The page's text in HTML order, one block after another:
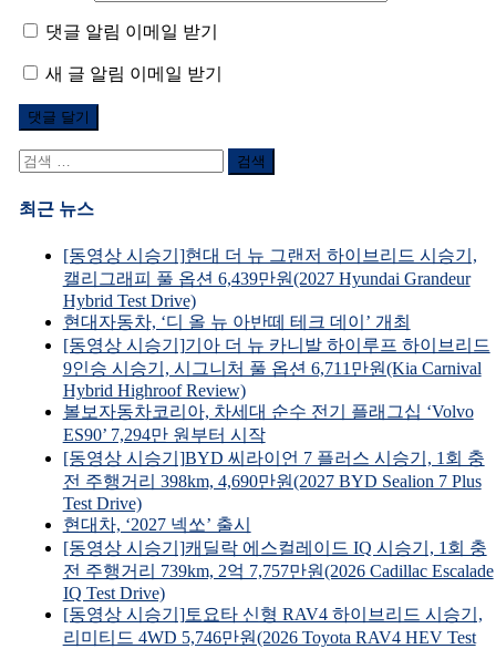
댓글 알림 이메일 받기
새 글 알림 이메일 받기
검
어:
최근 뉴스
[동영상 시승기]현대 더 뉴 그랜저 하이브리드 시승기,
캘리그래피 풀 옵션 6,439만원(2027 Hyundai Grandeur
Hybrid Test Drive)
현대자동차, ‘디 올 뉴 아반떼 테크 데이’ 개최
[동영상 시승기]기아 더 뉴 카니발 하이루프 하이브리드
9인승 시승기, 시그니처 풀 옵션 6,711만원(Kia Carnival
Hybrid Highroof Review)
볼보자동차코리아, 차세대 순수 전기 플래그십 ‘Volvo
ES90’ 7,294만 원부터 시작
[동영상 시승기]BYD 씨라이언 7 플러스 시승기, 1회 충
전 주행거리 398km, 4,690만원(2027 BYD Sealion 7 Plus
Test Drive)
현대차, ‘2027 넥쏘’ 출시
[동영상 시승기]캐딜락 에스컬레이드 IQ 시승기, 1회 충
전 주행거리 739km, 2억 7,757만원(2026 Cadillac Escalade
IQ Test Drive)
[동영상 시승기]토요타 신형 RAV4 하이브리드 시승기,
리미티드 4WD 5,746만원(2026 Toyota RAV4 HEV Test